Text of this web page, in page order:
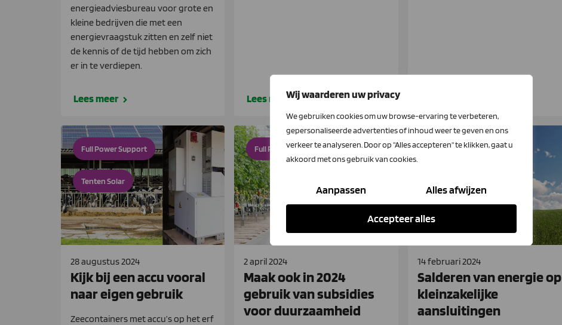
Wij waarderen uw privacy
We gebruiken cookies om uw browse-ervaring te verbeteren,
gepersonaliseerde advertenties of inhoud weer te geven en ons
verkeer te analyseren. Door op "Alles accepteren" te klikken, gaat u
akkoord met ons gebruik van cookies.
Aanpassen Alles afwijzen
Accepteer alles
energieadviesbureau voor grote en
kleine bedrijven die met een
energievraagstuk zitten en zelf niet
de kennis of de tijd hebben om zich
er in te verdiepen.
Lees meer Lees meer
Full Power Support
Tenten Solar
28 augustus 2024
Kijk bij een accu vooral
naar eigen gebruik
Zeecontainers met accu’s op het erf
Full Power Support
2 april 2024
Maak ook in 2024
gebruik van subsidies
voor duurzaamheid
Full Power Support
14 februari 2024
Salderen van energie op
kleinzakelijke
aansluitingen